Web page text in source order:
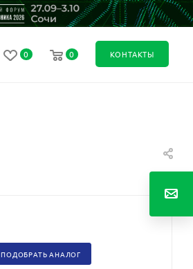
0 0 КОНТАКТЫ
ПОДОБРАТЬ АНАЛОГ